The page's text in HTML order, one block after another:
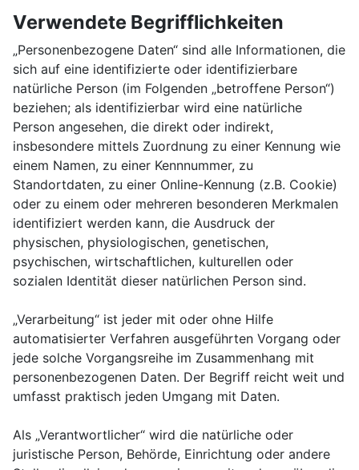
Verwendete Begrifflichkeiten
„Personenbezogene Daten“ sind alle Informationen, die
sich auf eine identifizierte oder identifizierbare
natürliche Person (im Folgenden „betroffene Person“)
beziehen; als identifizierbar wird eine natürliche
Person angesehen, die direkt oder indirekt,
insbesondere mittels Zuordnung zu einer Kennung wie
einem Namen, zu einer Kennnummer, zu
Standortdaten, zu einer Online-Kennung (z.B. Cookie)
oder zu einem oder mehreren besonderen Merkmalen
identifiziert werden kann, die Ausdruck der
physischen, physiologischen, genetischen,
psychischen, wirtschaftlichen, kulturellen oder
sozialen Identität dieser natürlichen Person sind.
„Verarbeitung“ ist jeder mit oder ohne Hilfe
automatisierter Verfahren ausgeführten Vorgang oder
jede solche Vorgangsreihe im Zusammenhang mit
personenbezogenen Daten. Der Begriff reicht weit und
umfasst praktisch jeden Umgang mit Daten.
Als „Verantwortlicher“ wird die natürliche oder
juristische Person, Behörde, Einrichtung oder andere